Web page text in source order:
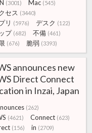
(3001) Mac (545)
セス (3440)
リ (5976) デスク (122)
プ (682) 不備 (461)
(676) 脆弱 (3393)
announces new
Direct Connect
in Inzai, Japan
(262)
(4621) Connect (623)
(156) in (2709)